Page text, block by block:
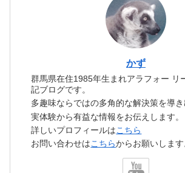
かず
群馬県在住1985年生まれアラフォー リ
記ブログです。
多趣味ならではの多角的な解決策を導き
実体験から有益な情報をお伝えします。
詳しいプロフィールはこちら
お問い合わせはこちらからお願いします